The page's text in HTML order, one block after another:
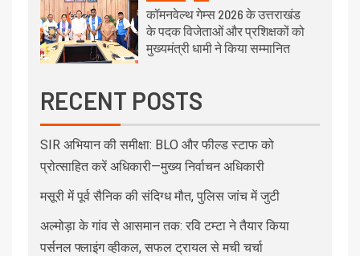
कॉमनवेल्थ गेम्स 2026 के उत्तराखंड
के पदक विजेताओं और प्रशिक्षकों को
मुख्यमंत्री धामी ने किया सम्मानित
RECENT POSTS
SIR अभियान की समीक्षा: BLO और फील्ड स्टाफ को
प्रोत्साहित करें अधिकारी—मुख्य निर्वाचन अधिकारी
मसूरी में पूर्व सैनिक की संदिग्ध मौत, पुलिस जांच में जुटी
अल्मोड़ा के गांव से आसमान तक: रवि टम्टा ने तैयार किया
पर्सनल फ्लाइंग व्हीकल, सफल ट्रायल से मची चर्चा